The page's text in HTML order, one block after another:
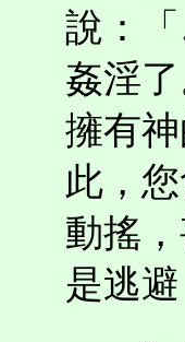
說：
姦淫
擁有
此，
動搖
是逃避